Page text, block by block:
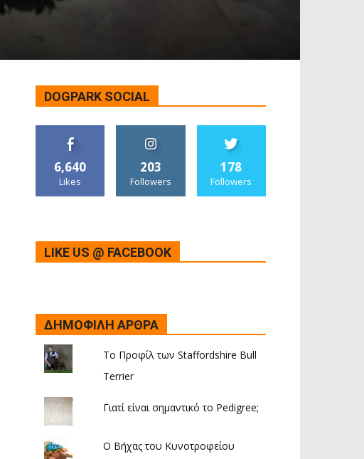
DOGPARK SOCIAL
6,640
Likes
203
Followers
178
Followers
LIKE US @ FACEBOOK
ΔΗΜΟΦΙΛΗ ΑΡΘΡΑ
Το Προφίλ των Staffordshire Bull
Terrier
Γιατί είναι σημαντικό το Pedigree;
Ο Βήχας του Κυνοτροφείου